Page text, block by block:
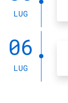
LUG
06
LUG